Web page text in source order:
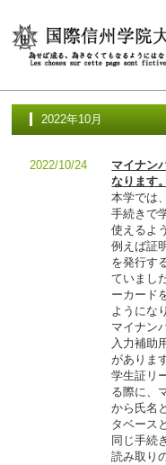
2022年10月
2022/10/24
マイナン
なります。
本学では
手続きで
使えるよ
例えば証
を発行す
ていまし
ーカード
ようにな
マイナン
入力補助
がありま
学生証リ
る際に、
から氏名
タベース
同じ手続
読み取り